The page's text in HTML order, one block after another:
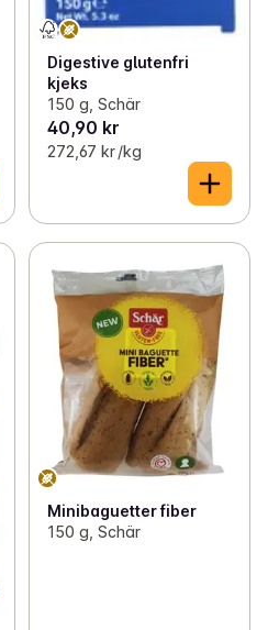
Digestive glutenfri
kjeks
150 g, Schär
40,90 kr
272,67 kr /kg
Minibaguetter fiber
150 g, Schär